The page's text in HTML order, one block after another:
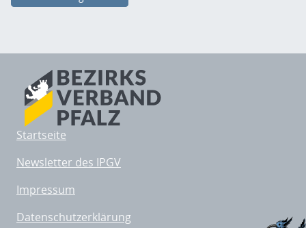
Startseite
Newsletter des IPGV
Impressum
Datenschutzerklärung